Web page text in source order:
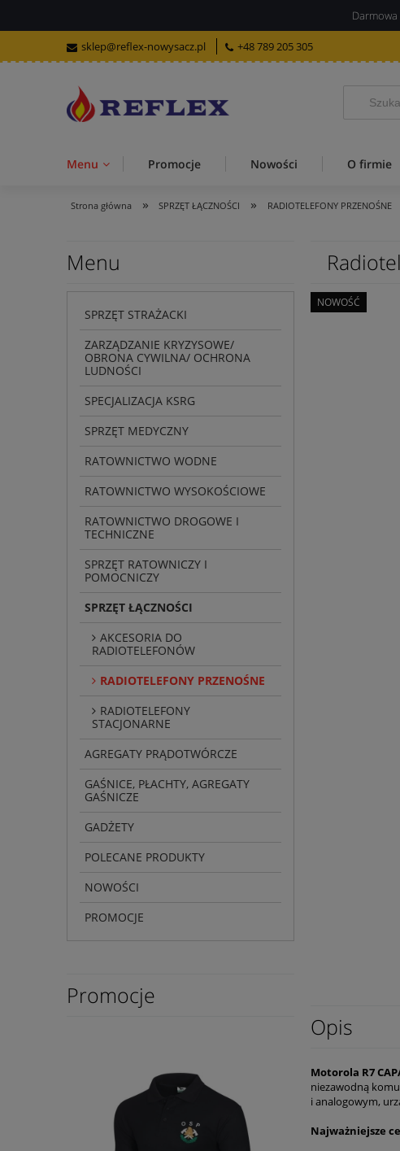
sklep@reflex-nowysacz.pl +48 789 205 305
Menu Promocje Nowości O firmie
Strona główna » SPRZĘT ŁĄCZNOŚCI » RADIOTELEFONY PRZENOŚNE
Menu
SPRZĘT STRAŻACKI
ZARZĄDZANIE KRYZYSOWE/
OBRONA CYWILNA/ OCHRONA
LUDNOŚCI
SPECJALIZACJA KSRG
SPRZĘT MEDYCZNY
RATOWNICTWO WODNE
RATOWNICTWO WYSOKOŚCIOWE
RATOWNICTWO DROGOWE I
TECHNICZNE
SPRZĘT RATOWNICZY I
POMOCNICZY
SPRZĘT ŁĄCZNOŚCI
AKCESORIA DO
RADIOTELEFONÓW
RADIOTELEFONY PRZENOŚNE
RADIOTELEFONY
STACJONARNE
AGREGATY PRĄDOTWÓRCZE
GAŚNICE, PŁACHTY, AGREGATY
GAŚNICZE
GADŻETY
POLECANE PRODUKTY
NOWOŚCI
PROMOCJE
Promocje
NOWOŚĆ
Opis
Motorola R7
niezawodną
i analogowym,
Najważniejsze